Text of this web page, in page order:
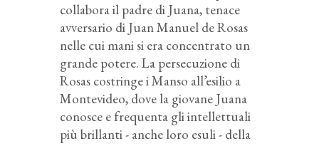
collabora il padre di Juana, tenace
avversario di Juan Manuel de Rosas
nelle cui mani si era concentrato un
grande potere. La persecuzione di
Rosas costringe i Manso all’esilio a
Montevideo, dove la giovane Juana
conosce e frequenta gli intellettuali
più brillanti - anche loro esuli - della